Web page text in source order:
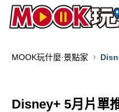
MOOK玩什麼‧景點家
Disney+ 5月片單